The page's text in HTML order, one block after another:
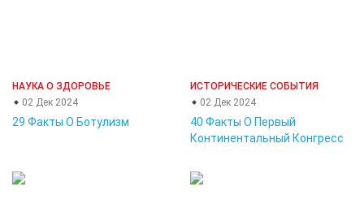
НАУКА О ЗДОРОВЬЕ
02 Дек 2024
29 Факты О Ботулизм
ИСТОРИЧЕСКИЕ СОБЫТИЯ
02 Дек 2024
40 Факты О Первый
Континентальный Конгресс